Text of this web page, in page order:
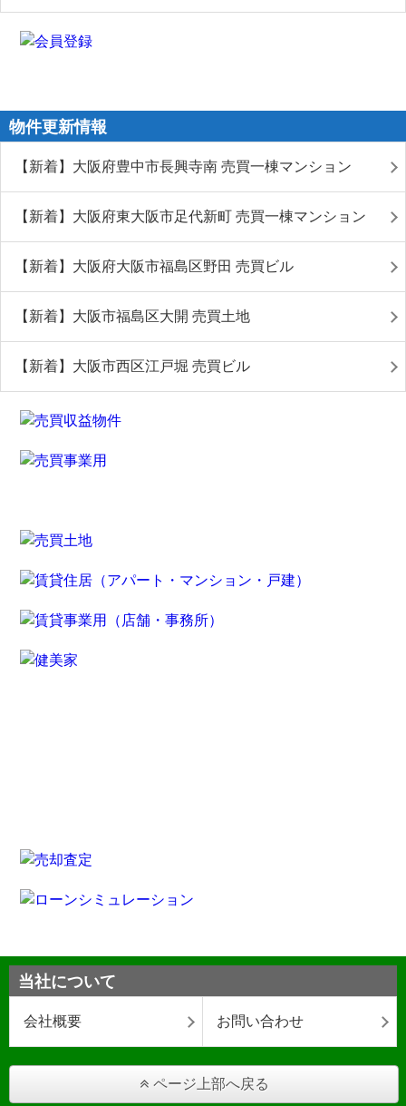
物件更新情報
【新着】大阪府豊中市長興寺南 売買一棟マンション
【新着】大阪府東大阪市足代新町 売買一棟マンション
【新着】大阪府大阪市福島区野田 売買ビル
【新着】大阪市福島区大開 売買土地
【新着】大阪市西区江戸堀 売買ビル
当社について
会社概要 お問い合わせ
ページ上部へ戻る